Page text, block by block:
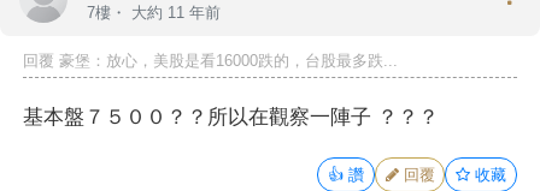
7樓・ 大約 11 年前
回覆 豪堡 ：放心，美股是看16000跌的，台股最多跌...
基本盤７５００？？所以在觀察一陣子 ？？？
👍 讚 回覆 收藏